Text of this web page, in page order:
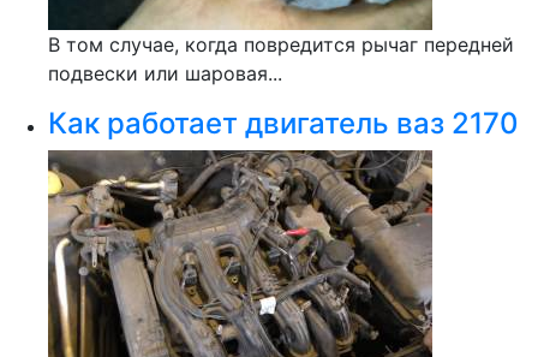
В том случае, когда повредится рычаг передней
подвески или шаровая...
Как работает двигатель ваз 2170